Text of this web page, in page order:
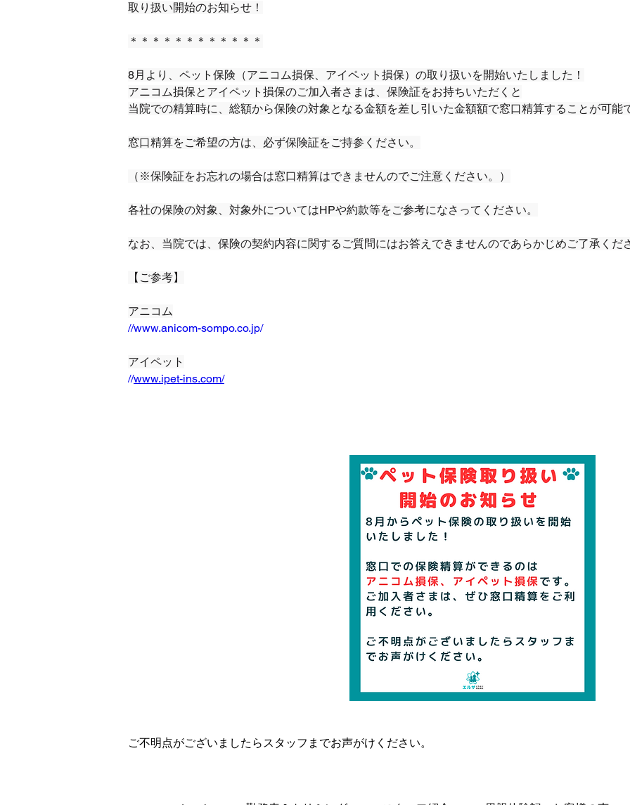
取り扱い開始のお知らせ！
＊＊＊＊＊＊＊＊＊＊＊＊
8月より、ペット保険（アニコム損保、アイペット損保）の取り扱いを開始いたしました！
アニコム損保とアイペット損保のご加入者さまは、保険証をお持ちいただくと
当院での精算時に、総額から保険の対象となる金額を差し引いた金額額で窓口精算することが可能
窓口精算をご希望の方は、必ず保険証をご持参ください。
（※保険証をお忘れの場合は窓口精算はできませんのでご注意ください。）
各社の保険の対象、対象外についてはHPや約款等をご参考になさってください。
なお、当院では、保険の契約内容に関するご質問にはお答えできませんのであらかじめご了承くだ
【ご参考】
アニコム
//www.anicom-sompo.co.jp/
アイペット
//www.ipet-ins.com/
ご不明点がございましたらスタッフまでお声がけください。